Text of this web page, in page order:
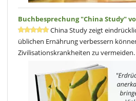
Buchbesprechung "China Study"
China Study zeigt
üblichen Ernährung verbessern
Zivilisationskrankheiten zu vermeiden.